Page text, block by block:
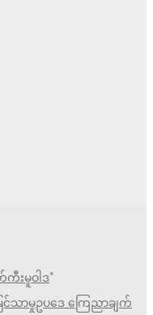
းမူဝါဒ•
င်သာမှုဥပဒေ ကြေညာချက်